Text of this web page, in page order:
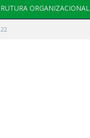
ORGANIZACIONAL